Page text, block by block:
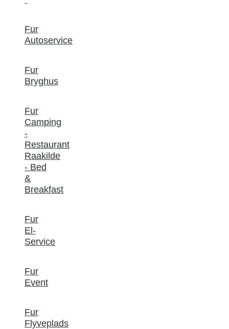
Fur
Autoservice
Fur
Bryghus
Fur
Camping
-
Restaurant
Raakilde
- Bed
&
Breakfast
Fur
El-
Service
Fur
Event
Fur
Flyveplads